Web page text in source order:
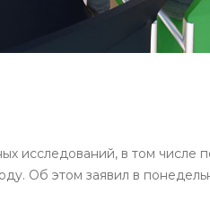
исследований, в том числе
Об этом заявил в